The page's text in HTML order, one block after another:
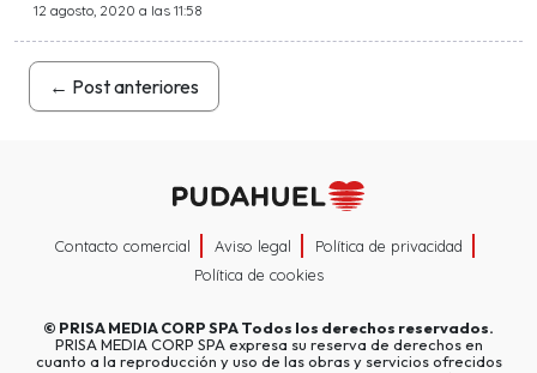
12 agosto, 2020 a las 11:58
← Post anteriores
Contacto comercial Aviso legal
Política de privacidad
Política de cookies
© PRISA MEDIA CORP SPATodos los derechos reservados.
PRISA MEDIA CORP SPA expresa su reserva de derechos en
cuanto a la reproducción y uso de las obras y servicios ofrecidos